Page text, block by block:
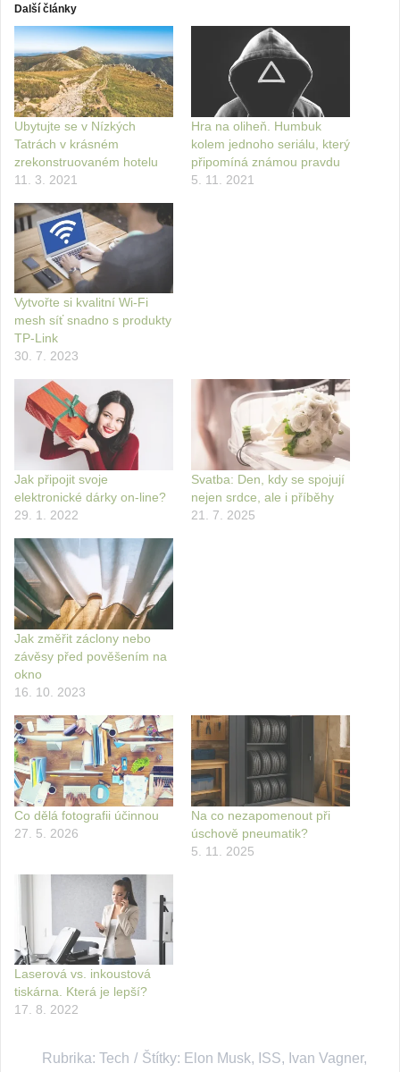
Další články
Ubytujte se v Nízkých
Tatrách v krásném
zrekonstruovaném hotelu
11. 3. 2021
Hra na oliheň. Humbuk
kolem jednoho seriálu, který
připomíná známou pravdu
5. 11. 2021
Vytvořte si kvalitní Wi-Fi
mesh síť snadno s produkty
TP-Link
30. 7. 2023
Jak připojit svoje
elektronické dárky on-line?
29. 1. 2022
Svatba: Den, kdy se spojují
nejen srdce, ale i příběhy
21. 7. 2025
Jak změřit záclony nebo
závěsy před pověšením na
okno
16. 10. 2023
Co dělá fotografii účinnou
27. 5. 2026
Na co nezapomenout při
úschově pneumatik?
5. 11. 2025
Laserová vs. inkoustová
tiskárna. Která je lepší?
17. 8. 2022
Rubrika: Tech Štítky: Elon Musk, ISS, Ivan Vagner,